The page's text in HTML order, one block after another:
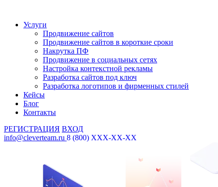
Услуги
Продвижение сайтов
Продвижение сайтов в короткие сроки
Накрутка ПФ
Продвижение в социальных сетях
Настройка контекстной рекламы
Разработка сайтов под ключ
Разработка логотипов и фирменных стилей
Кейсы
Блог
Контакты
РЕГИСТРАЦИЯ ВХОД
info@cleverteam.ru 8 (800) XXX-XX-XX